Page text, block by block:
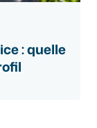
: quelle